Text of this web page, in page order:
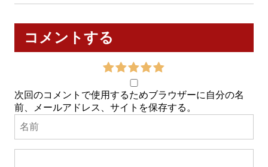
コメントする
次回のコメントで使用するためブラウザーに自分の名
前、メールアドレス、サイトを保存する。